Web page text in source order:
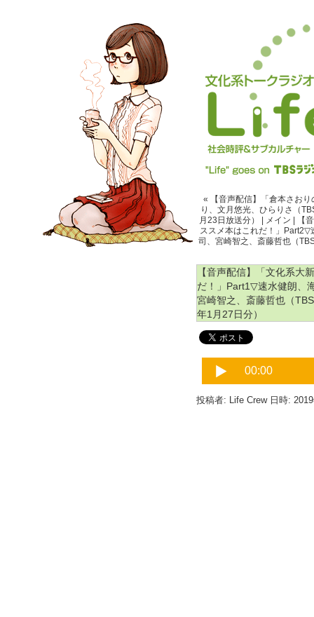
« 【音声配信】「倉本さお
り、文月悠光、ひらりさ（
月23日放送分）
メイン
【
ススメ本はこれだ！」Part2▽
司、宮崎智之、斎藤哲也（
【音声配信】「文化系大
だ！」Part1▽速水健朗、
宮崎智之、斎藤哲也（
年1月27日分）
投稿者: Life Crew 日時: